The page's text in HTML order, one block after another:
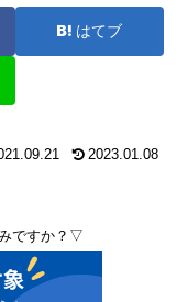
はてブ
2023.01.08
ですか？▽